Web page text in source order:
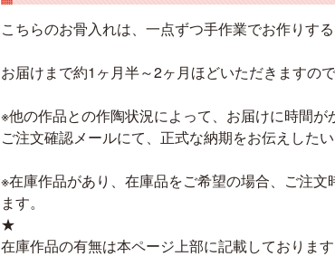
こちらのお骨入れは、一点ずつ手作業でお作りす
お届けまで約1ヶ月半～2ヶ月ほどいただきますの
※他の作品との作陶状況によって、お届けに時間が
ご注文確認メールにて、正式な納期をお伝えした
※在庫作品があり、在庫品をご希望の場合、ご注
ます。
★
在庫作品の有無は本ページ上部に記載しております